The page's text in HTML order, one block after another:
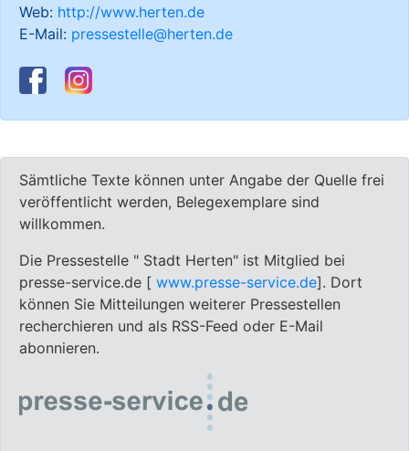
Web: http://www.herten.de
E-Mail: pressestelle@herten.de
Sämtliche Texte können unter Angabe der Quelle frei
veröffentlicht werden, Belegexemplare sind
willkommen.
Die Pressestelle " Stadt Herten" ist Mitglied bei
presse-service.de [ www.presse-service.de]. Dort
können Sie Mitteilungen weiterer Pressestellen
recherchieren und als RSS-Feed oder E-Mail
abonnieren.